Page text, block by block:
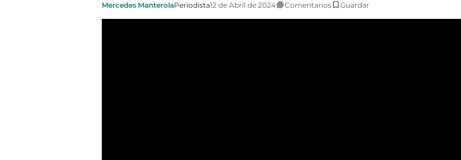
Mercedes ManterolaPeriodista12 de Abril de 2024 Comentarios Guardar